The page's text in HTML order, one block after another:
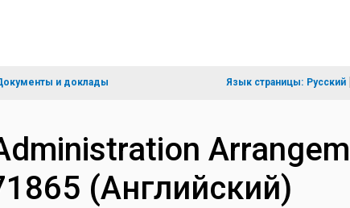
и доклады Язык страницы: Русский
(Английский)